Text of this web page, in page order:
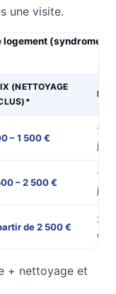
une visite.
(syndrome de
(NETTOYAGE
– 1 500 €
1
– 2 500 €
1 à
de 2 500 €
2
et +
+ nettoyage et